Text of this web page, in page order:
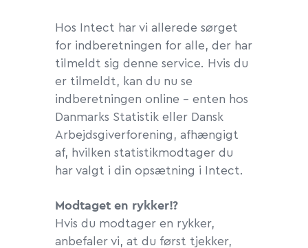
Hos Intect har vi allerede sørget
for indberetningen for alle, der har
tilmeldt sig denne service. Hvis du
er tilmeldt, kan du nu se
indberetningen online – enten hos
Danmarks Statistik eller Dansk
Arbejdsgiverforening, afhængigt
af, hvilken statistikmodtager du
har valgt i din opsætning i Intect.
Modtaget en rykker!?
Hvis du modtager en rykker,
anbefaler vi, at du først tjekker,